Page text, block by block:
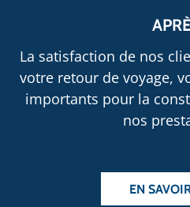
La satisfaction de nos
votre retour de voyage,
importants pour la
nos
EN